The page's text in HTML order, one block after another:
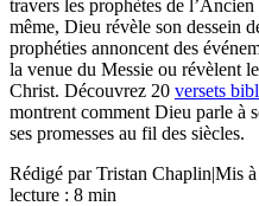
travers les prophètes de
même, Dieu révèle son dessein
prophéties annoncent des
la venue du Messie ou révèlent
Christ. Découvrez 20 versets
montrent comment Dieu parle à
ses promesses au fil des siècles.
Rédigé parTristan Chaplin|Mis
lecture : 8 min